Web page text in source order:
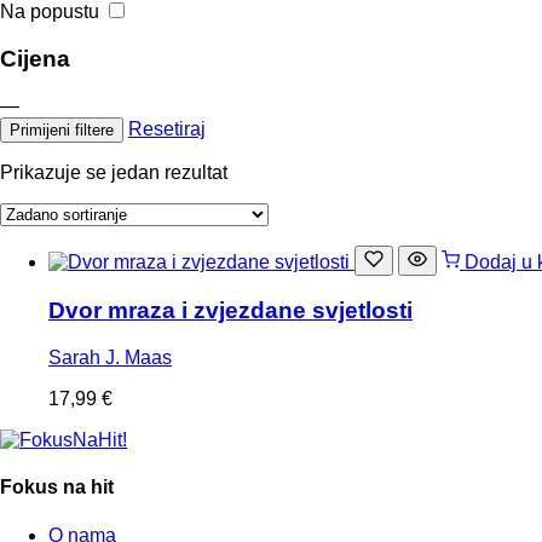
Na popustu
Cijena
—
Primijeni filtere Resetiraj
Prikazuje se jedan rezultat
Dodaj u
Dvor mraza i zvjezdane svjetlosti
Sarah J. Maas
17,99 €
Fokus na hit
O nama